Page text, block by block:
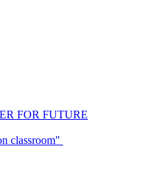
FOR FUTURE
classroom"